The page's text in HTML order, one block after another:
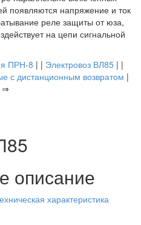
появляются напряжение и ток
реле защиты от юза,
на цепи сигнальной
ПРН-8 | | Электровоз ВЛ85| |
с дистанционным возвратом |
⇒
описание
характеристика